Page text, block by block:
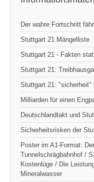
Der wahre Fortschritt
Stuttgart 21 Mängelliste
Stuttgart 21 - Fakten
Stuttgart 21:
Stuttgart 21: "sicherheit"
Milliarden für einen
Deutschlandtakt und
Sicherheitsrisken der
Poster im A1-Format:
Tunnelschrägbahnhof /
Kostenlüge / Die
Mineralwasser